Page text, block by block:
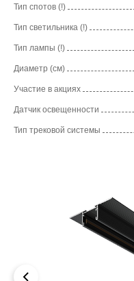
Тип спотов (!)
Тип светильника (!)
Тип лампы (!)
Диаметр (см)
Участие в акциях
Датчик освещенности
Тип трековой системы